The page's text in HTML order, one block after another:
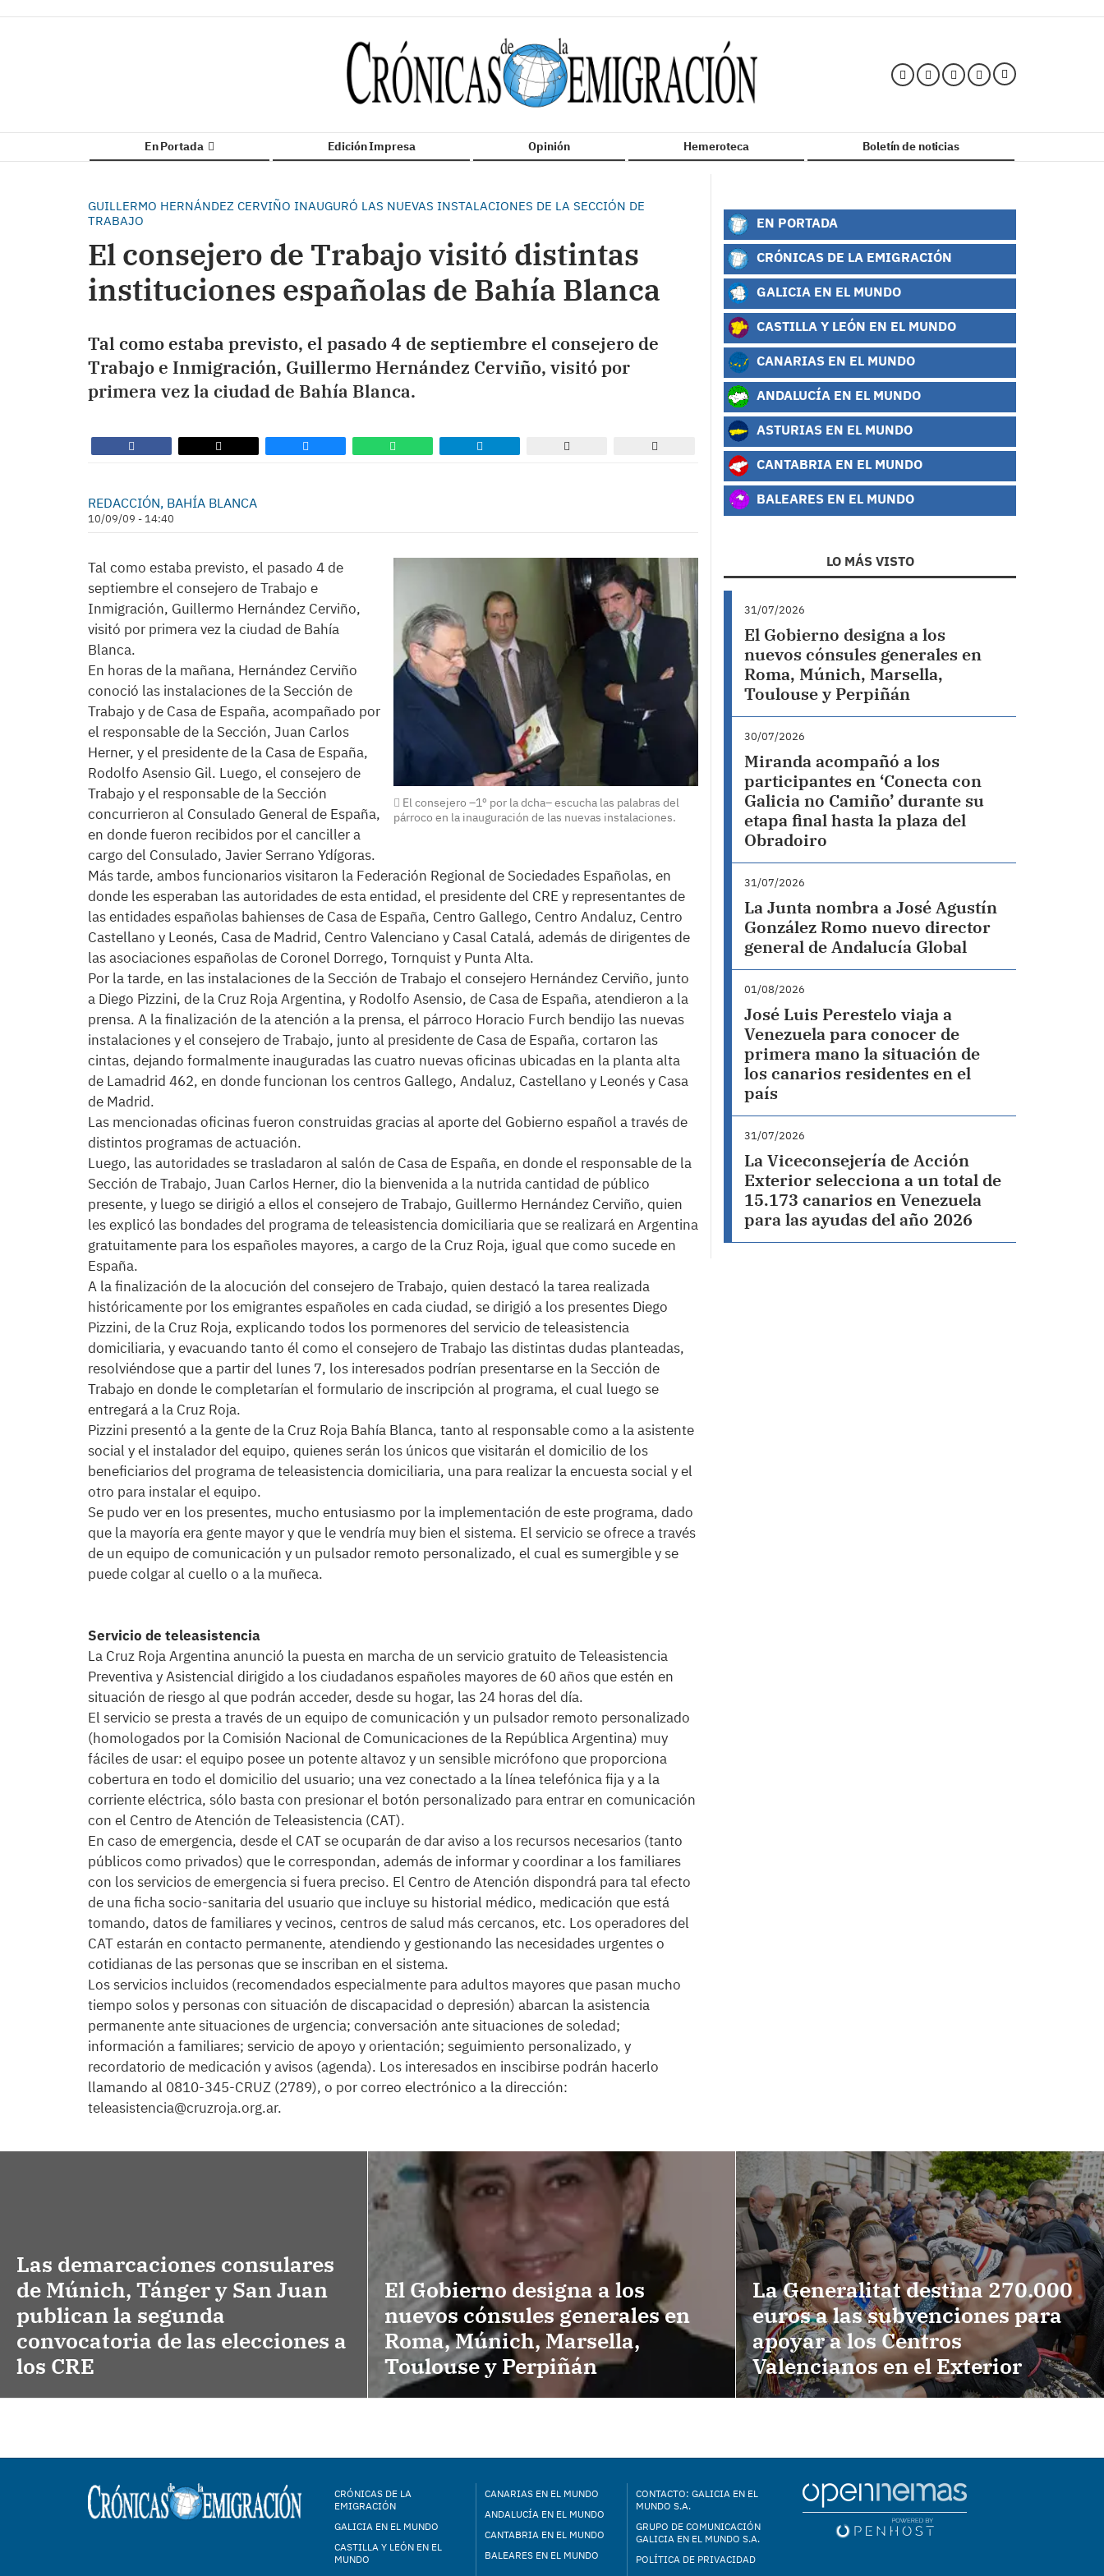
En Portada Edición Impresa Opinión Hemeroteca Boletín de noticias
GUILLERMO HERNÁNDEZ CERVIÑO INAUGURÓ LAS NUEVAS INSTALACIONES DE LA SECCIÓN DE
TRABAJO
El consejero de Trabajo visitó distintas
instituciones españolas de Bahía Blanca
Tal como estaba previsto, el pasado 4 de septiembre el consejero de
Trabajo e Inmigración, Guillermo Hernández Cerviño, visitó por
primera vez la ciudad de Bahía Blanca.
REDACCIÓN, BAHÍA BLANCA
10/09/09 - 14:40
El consejero –1º por la dcha– escucha las palabras del
párroco en la inauguración de las nuevas instalaciones.
Tal como estaba previsto, el pasado 4 de
septiembre el consejero de Trabajo e
Inmigración, Guillermo Hernández Cerviño,
visitó por primera vez la ciudad de Bahía
Blanca.
En horas de la mañana, Hernández Cerviño
conoció las instalaciones de la Sección de
Trabajo y de Casa de España, acompañado por
el responsable de la Sección, Juan Carlos
Herner, y el presidente de la Casa de España,
Rodolfo Asensio Gil. Luego, el consejero de
Trabajo y el responsable de la Sección
concurrieron al Consulado General de España,
en donde fueron recibidos por el canciller a
cargo del Consulado, Javier Serrano Ydígoras.
Más tarde, ambos funcionarios visitaron la Federación Regional de Sociedades Españolas, en
donde les esperaban las autoridades de esta entidad, el presidente del CRE y representantes de
las entidades españolas bahienses de Casa de España, Centro Gallego, Centro Andaluz, Centro
Castellano y Leonés, Casa de Madrid, Centro Valenciano y Casal Catalá, además de dirigentes de
las asociaciones españolas de Coronel Dorrego, Tornquist y Punta Alta.
Por la tarde, en las instalaciones de la Sección de Trabajo el consejero Hernández Cerviño, junto
a Diego Pizzini, de la Cruz Roja Argentina, y Rodolfo Asensio, de Casa de España, atendieron a la
prensa. A la finalización de la atención a la prensa, el párroco Horacio Furch bendijo las nuevas
instalaciones y el consejero de Trabajo, junto al presidente de Casa de España, cortaron las
cintas, dejando formalmente inauguradas las cuatro nuevas oficinas ubicadas en la planta alta
de Lamadrid 462, en donde funcionan los centros Gallego, Andaluz, Castellano y Leonés y Casa
de Madrid.
Las mencionadas oficinas fueron construidas gracias al aporte del Gobierno español a través de
distintos programas de actuación.
Luego, las autoridades se trasladaron al salón de Casa de España, en donde el responsable de la
Sección de Trabajo, Juan Carlos Herner, dio la bienvenida a la nutrida cantidad de público
presente, y luego se dirigió a ellos el consejero de Trabajo, Guillermo Hernández Cerviño, quien
les explicó las bondades del programa de teleasistencia domiciliaria que se realizará en Argentina
gratuitamente para los españoles mayores, a cargo de la Cruz Roja, igual que como sucede en
España.
A la finalización de la alocución del consejero de Trabajo, quien destacó la tarea realizada
históricamente por los emigrantes españoles en cada ciudad, se dirigió a los presentes Diego
Pizzini, de la Cruz Roja, explicando todos los pormenores del servicio de teleasistencia
domiciliaria, y evacuando tanto él como el consejero de Trabajo las distintas dudas planteadas,
resolviéndose que a partir del lunes 7, los interesados podrían presentarse en la Sección de
Trabajo en donde le completarían el formulario de inscripción al programa, el cual luego se
entregará a la Cruz Roja.
Pizzini presentó a la gente de la Cruz Roja Bahía Blanca, tanto al responsable como a la asistente
social y el instalador del equipo, quienes serán los únicos que visitarán el domicilio de los
beneficiarios del programa de teleasistencia domiciliaria, una para realizar la encuesta social y el
otro para instalar el equipo.
Se pudo ver en los presentes, mucho entusiasmo por la implementación de este programa, dado
que la mayoría era gente mayor y que le vendría muy bien el sistema. El servicio se ofrece a través
de un equipo de comunicación y un pulsador remoto personalizado, el cual es sumergible y se
puede colgar al cuello o a la muñeca.
Servicio de teleasistencia
La Cruz Roja Argentina anunció la puesta en marcha de un servicio gratuito de Teleasistencia
Preventiva y Asistencial dirigido a los ciudadanos españoles mayores de 60 años que estén en
situación de riesgo al que podrán acceder, desde su hogar, las 24 horas del día.
El servicio se presta a través de un equipo de comunicación y un pulsador remoto personalizado
(homologados por la Comisión Nacional de Comunicaciones de la República Argentina) muy
fáciles de usar: el equipo posee un potente altavoz y un sensible micrófono que proporciona
cobertura en todo el domicilio del usuario; una vez conectado a la línea telefónica fija y a la
corriente eléctrica, sólo basta con presionar el botón personalizado para entrar en comunicación
con el Centro de Atención de Teleasistencia (CAT).
En caso de emergencia, desde el CAT se ocuparán de dar aviso a los recursos necesarios (tanto
públicos como privados) que le correspondan, además de informar y coordinar a los familiares
con los servicios de emergencia si fuera preciso. El Centro de Atención dispondrá para tal efecto
de una ficha socio-sanitaria del usuario que incluye su historial médico, medicación que está
tomando, datos de familiares y vecinos, centros de salud más cercanos, etc. Los operadores del
CAT estarán en contacto permanente, atendiendo y gestionando las necesidades urgentes o
cotidianas de las personas que se inscriban en el sistema.
Los servicios incluidos (recomendados especialmente para adultos mayores que pasan mucho
tiempo solos y personas con situación de discapacidad o depresión) abarcan la asistencia
permanente ante situaciones de urgencia; conversación ante situaciones de soledad;
información a familiares; servicio de apoyo y orientación; seguimiento personalizado, y
recordatorio de medicación y avisos (agenda). Los interesados en inscibirse podrán hacerlo
llamando al 0810-345-CRUZ (2789), o por correo electrónico a la dirección:
teleasistencia@cruzroja.org.ar.
EN PORTADA
CRÓNICAS DE LA EMIGRACIÓN
GALICIA EN EL MUNDO
CASTILLA Y LEÓN EN EL MUNDO
CANARIAS EN EL MUNDO
ANDALUCÍA EN EL MUNDO
ASTURIAS EN EL MUNDO
CANTABRIA EN EL MUNDO
BALEARES EN EL MUNDO
LO MÁS VISTO
31/07/2026
El Gobierno designa a los
nuevos cónsules generales en
Roma, Múnich, Marsella,
Toulouse y Perpiñán
30/07/2026
Miranda acompañó a los
participantes en ‘Conecta con
Galicia no Camiño’ durante su
etapa final hasta la plaza del
Obradoiro
31/07/2026
La Junta nombra a José Agustín
González Romo nuevo director
general de Andalucía Global
01/08/2026
José Luis Perestelo viaja a
Venezuela para conocer de
primera mano la situación de
los canarios residentes en el
país
31/07/2026
La Viceconsejería de Acción
Exterior selecciona a un total de
15.173 canarios en Venezuela
para las ayudas del año 2026
Las demarcaciones consulares
de Múnich, Tánger y San Juan
publican la segunda
convocatoria de las elecciones a
los CRE
El Gobierno designa a los
nuevos cónsules generales en
Roma, Múnich, Marsella,
Toulouse y Perpiñán
La Generalitat destina 270.000
euros a las subvenciones para
apoyar a los Centros
Valencianos en el Exterior
CRÓNICAS DE LA
EMIGRACIÓN
GALICIA EN EL MUNDO
CASTILLA Y LEÓN EN EL
MUNDO
CANARIAS EN EL MUNDO
ANDALUCÍA EN EL MUNDO
CANTABRIA EN EL MUNDO
BALEARES EN EL MUNDO
CONTACTO: GALICIA EN EL
MUNDO S.A.
GRUPO DE COMUNICACIÓN
GALICIA EN EL MUNDO S.A.
POLÍTICA DE PRIVACIDAD